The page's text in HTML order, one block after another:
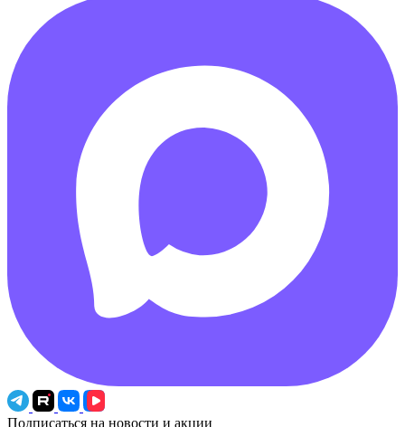
Подписаться на новости и акции